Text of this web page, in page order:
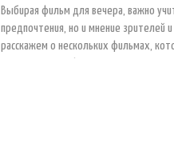
Выбирая фильм для вечера, важно
предпочтения, но и мнение зрителей
расскажем о нескольких фильмах,